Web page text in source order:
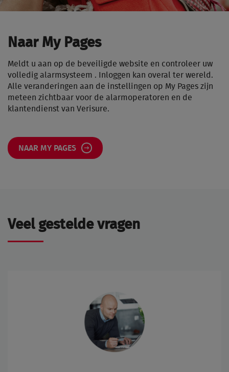
Naar My Pages
Meldt u aan op de beveiligde website en controleer uw
volledig alarmsysteem . Inloggen kan overal ter wereld.
Alle veranderingen aan de instellingen op My Pages zijn
meteen zichtbaar voor de alarmoperatoren en de
klantendienst van Verisure.
NAAR MY PAGES
Veel gestelde vragen